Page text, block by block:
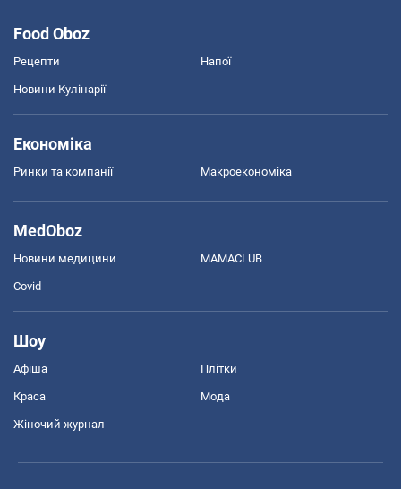
Food Oboz
Рецепти Напої
Новини Кулінарії
Економіка
Ринки та компанії Макроекономіка
MedOboz
Новини медицини MAMACLUB
Covid
Шоу
Афіша Плітки
Краса Мода
Жіночий журнал